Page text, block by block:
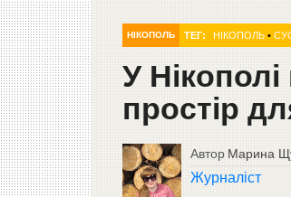
НІКОПОЛЬ ТЕГ: НІКОПОЛЬ•
У
простір
Автор Марина
Журналіст